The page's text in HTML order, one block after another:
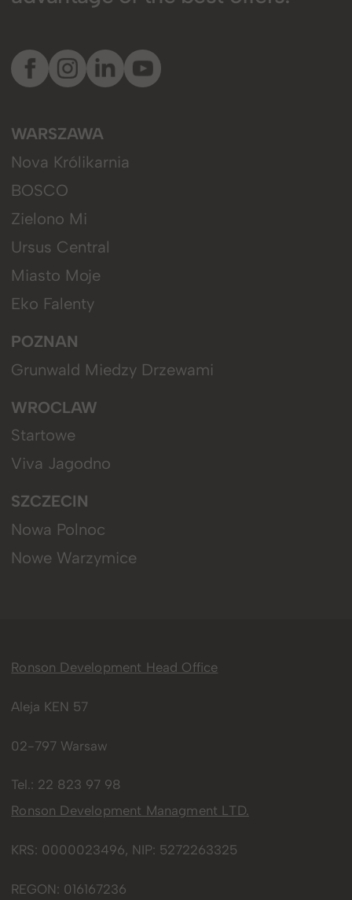
WARSZAWA
Nova Królikarnia
BOSCO
Zielono Mi
Ursus Central
Miasto Moje
Eko Falenty
POZNAN
Grunwald Miedzy Drzewami
WROCLAW
Startowe
Viva Jagodno
SZCZECIN
Nowa Polnoc
Nowe Warzymice
Ronson Development Head Office
Aleja KEN 57
02-797 Warsaw
Tel.: 22 823 97 98
Ronson Development Managment LTD.
KRS: 0000023496, NIP: 5272263325
REGON: 016167236